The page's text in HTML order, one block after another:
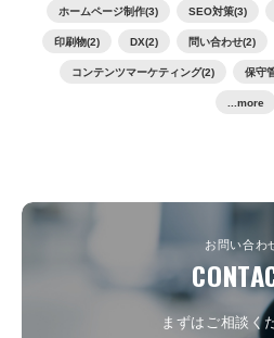
ホームページ制作(3) SEO対策(3)
印刷物(2) DX(2) 問い合わせ(2)
コンテンツマーケティング(2) 保守
...more
お問い合わ
まずはご相談く